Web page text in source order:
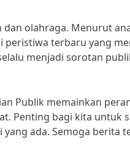
olahraga. Menurut
peristiwa terbaru yang
menjadi sorotan
Publik memainkan
Penting bagi kita untuk
ada. Semoga berita